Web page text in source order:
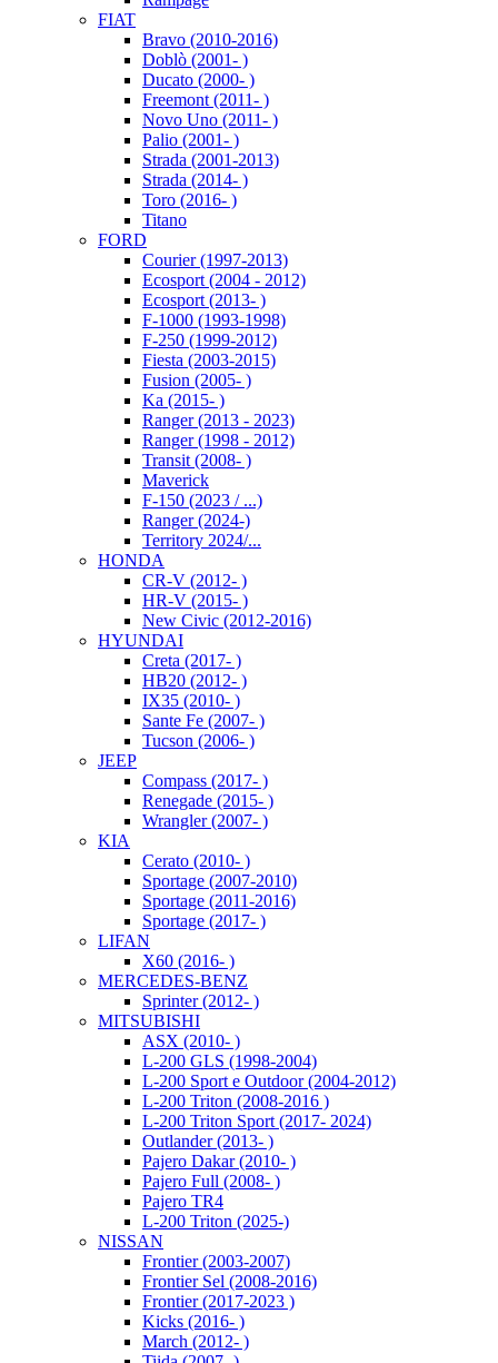
FIAT
Bravo (2010-2016)
Doblò (2001- )
Ducato (2000- )
Freemont (2011- )
Novo Uno (2011- )
Palio (2001- )
Strada (2001-2013)
Strada (2014- )
Toro (2016- )
Titano
FORD
Courier (1997-2013)
Ecosport (2004 - 2012)
Ecosport (2013- )
F-1000 (1993-1998)
F-250 (1999-2012)
Fiesta (2003-2015)
Fusion (2005- )
Ka (2015- )
Ranger (2013 - 2023)
Ranger (1998 - 2012)
Transit (2008- )
Maverick
F-150 (2023 / ...)
Ranger (2024-)
Territory 2024/...
HONDA
CR-V (2012- )
HR-V (2015- )
New Civic (2012-2016)
HYUNDAI
Creta (2017- )
HB20 (2012- )
IX35 (2010- )
Sante Fe (2007- )
Tucson (2006- )
JEEP
Compass (2017- )
Renegade (2015- )
Wrangler (2007- )
KIA
Cerato (2010- )
Sportage (2007-2010)
Sportage (2011-2016)
Sportage (2017- )
LIFAN
X60 (2016- )
MERCEDES-BENZ
Sprinter (2012- )
MITSUBISHI
ASX (2010- )
L-200 GLS (1998-2004)
L-200 Sport e Outdoor (2004-2012)
L-200 Triton (2008-2016 )
L-200 Triton Sport (2017- 2024)
Outlander (2013- )
Pajero Dakar (2010- )
Pajero Full (2008- )
Pajero TR4
L-200 Triton (2025-)
NISSAN
Frontier (2003-2007)
Frontier Sel (2008-2016)
Frontier (2017-2023 )
Kicks (2016- )
March (2012- )